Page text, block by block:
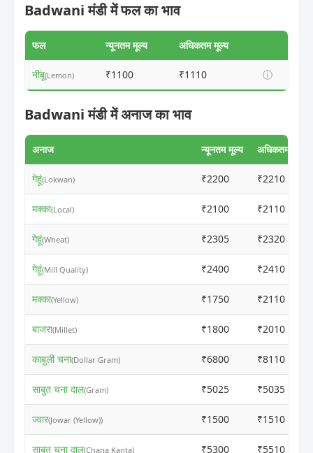
Badwani मंडी में फल का भाव
फल न्यूनतम मूल्य अधिकतम मूल्य
नींबू(Lemon) ₹1100 ₹1110 ⓘ
Badwani मंडी में अनाज का भाव
अनाज न्यूनतम मूल्य अधिकतम मूल्य
गेहूं(Lokwan) ₹2200 ₹2210
मक्का(Local) ₹2100 ₹2110
गेहूं(Wheat) ₹2305 ₹2320
गेहूं(Mill Quality) ₹2400 ₹2410
मक्का(Yellow) ₹1750 ₹2110
बाजरा(Millet) ₹1800 ₹2010
काबुली चना(Dollar Gram) ₹6800 ₹8110
साबुत चना दाल(Gram) ₹5025 ₹5035
ज्वार(Jowar (Yellow)) ₹1500 ₹1510
साबुत चना दाल(Chana Kanta) ₹5300 ₹5510